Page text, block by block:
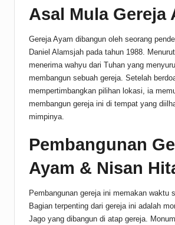
Asal Mula Gereja
Gereja Ayam dibangun oleh seorang
Daniel Alamsjah pada tahun 1988.
menerima wahyu dari Tuhan yang
membangun sebuah gereja. Setelah
mempertimbangkan pilihan lokasi, ia
membangun gereja ini di tempat yang
mimpinya.
Pembangunan
Ayam & Nisan
Pembangunan gereja ini memakan waktu
Bagian terpenting dari gereja ini adalah
Jago yang dibangun di atap gereja.